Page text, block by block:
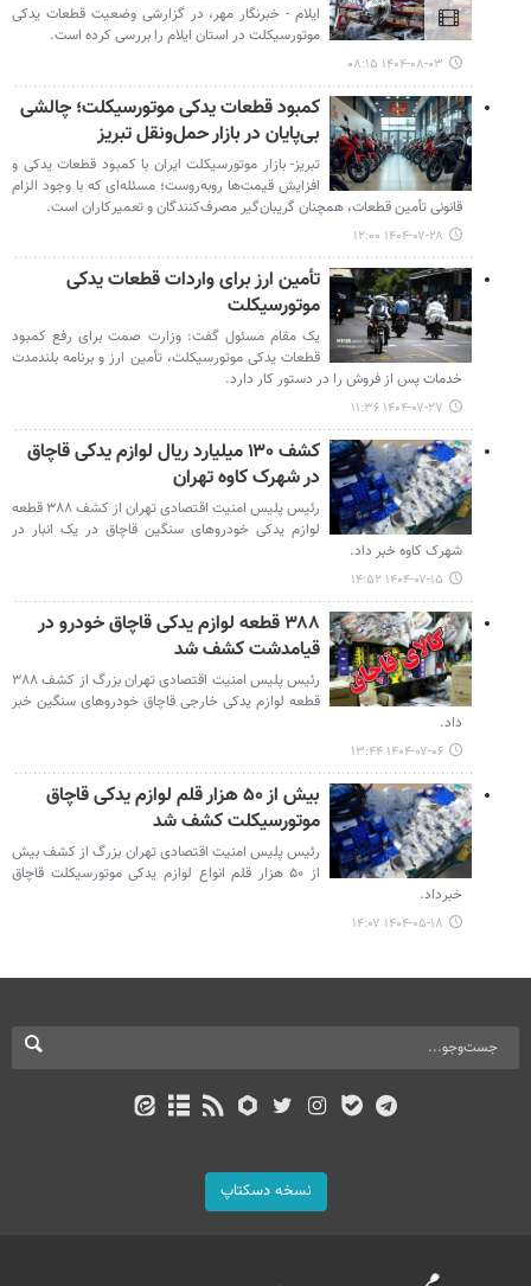
ایلام - خبرنگار مهر، در گزارشی وضعیت قطعات یدکی
موتورسیکلت در استان ایلام را بررسی کرده است.
۱۴۰۴-۰۸-۰۳ ۰۸:۱۵
کمبود قطعات یدکی موتورسیکلت؛ چالشی
بی‌پایان در بازار حمل‌ونقل تبریز
تبریز- بازار موتورسیکلت ایران با کمبود قطعات یدکی و
افزایش قیمت‌ها روبه‌روست؛ مسئله‌ای که با وجود الزام
قانونی تأمین قطعات، همچنان گریبان‌گیر مصرف‌کنندگان و تعمیرکاران است.
۱۴۰۴-۰۷-۲۸ ۱۲:۰۰
تأمین ارز برای واردات قطعات یدکی
موتورسیکلت
یک مقام مسئول گفت: وزارت صمت برای رفع کمبود
قطعات یدکی موتورسیکلت، تأمین ارز و برنامه بلندمدت
خدمات پس از فروش را در دستور کار دارد.
۱۴۰۴-۰۷-۲۷ ۱۱:۳۶
کشف ۱۳۰ میلیارد ریال لوازم یدکی قاچاق
در شهرک کاوه تهران
رئیس پلیس امنیت اقتصادی تهران از کشف ۳۸۸ قطعه
لوازم یدکی خودروهای سنگین قاچاق در یک انبار در
شهرک کاوه خبر داد.
۱۴۰۴-۰۷-۱۵ ۱۴:۵۲
۳۸۸ قطعه لوازم یدکی قاچاق خودرو در
قیامدشت کشف شد
رئیس پلیس امنیت اقتصادی تهران بزرگ از کشف ۳۸۸
قطعه لوازم یدکی خارجی قاچاق خودروهای سنگین خبر
داد.
۱۴۰۴-۰۷-۰۶ ۱۳:۴۴
بیش از ۵۰ هزار قلم لوازم یدکی قاچاق
موتورسیکلت کشف شد
رئیس پلیس امنیت اقتصادی تهران بزرگ از کشف بیش
از ۵۰ هزار قلم انواع لوازم یدکی موتورسیکلت قاچاق
خبرداد.
۱۴۰۴-۰۵-۱۸ ۱۴:۰۷
نسخه دسکتاپ